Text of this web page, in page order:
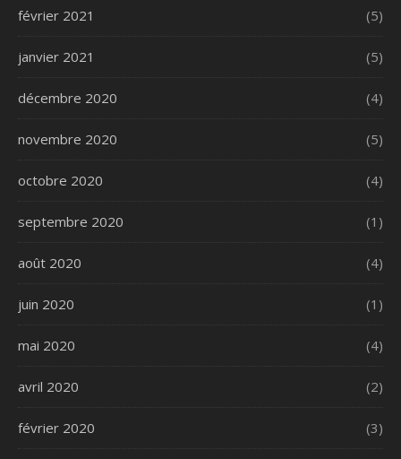
février 2021 (5)
janvier 2021 (5)
décembre 2020 (4)
novembre 2020 (5)
octobre 2020 (4)
septembre 2020 (1)
août 2020 (4)
juin 2020 (1)
mai 2020 (4)
avril 2020 (2)
février 2020 (3)